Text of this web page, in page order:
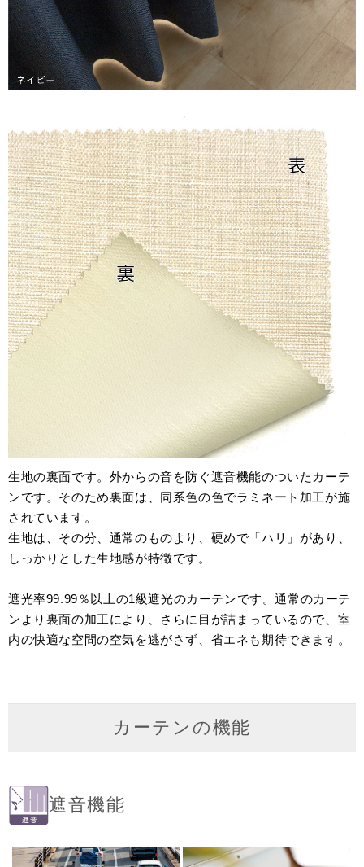
生地の裏面です。外からの音を防ぐ遮音機能のついたカーテ
ンです。そのため裏面は、同系色の色でラミネート加工が施
されています。
生地は、その分、通常のものより、硬めで「ハリ」があり、
しっかりとした生地感が特徴です。
遮光率99.99％以上の1級遮光のカーテンです。通常のカーテ
ンより裏面の加工により、さらに目が詰まっているので、室
内の快適な空間の空気を逃がさず、省エネも期待できます。
カーテンの機能
遮音機能